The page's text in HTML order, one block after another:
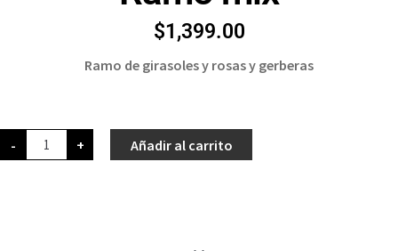
$1,399.00
Ramo de girasoles y rosas y gerberas
- + Añadir al carrito